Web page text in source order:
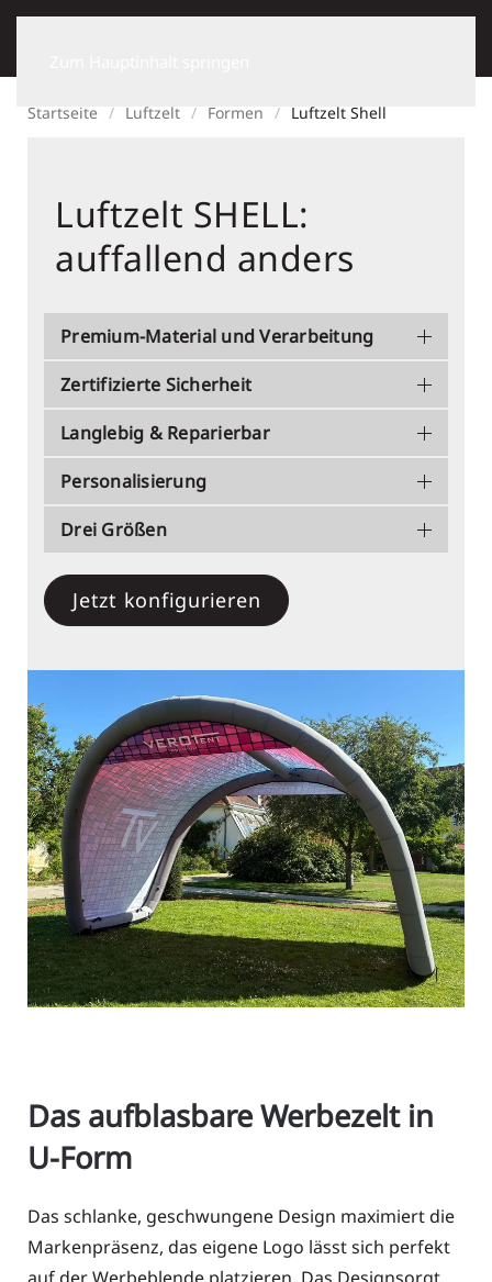
Startseite Luftzelt Formen Luftzelt Shell
Luftzelt SHELL:
auffallend anders
Premium-Material und Verarbeitung
Zertifizierte Sicherheit
Langlebig & Reparierbar
Personalisierung
Drei Größen
Jetzt konfigurieren
Das aufblasbare Werbezelt in
U-Form
Das schlanke, geschwungene Design maximiert die
Markenpräsenz, das eigene Logo lässt sich perfekt